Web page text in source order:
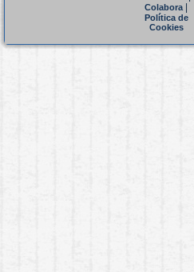
Colabora|
Política de
Cookies